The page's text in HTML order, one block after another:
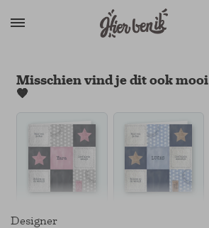
Misschien vind je dit ook mooi
🧡
Designer